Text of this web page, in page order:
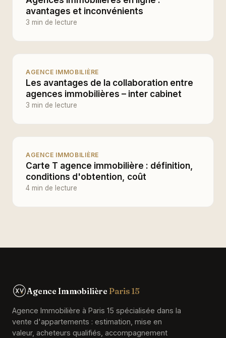
avantages et inconvénients
3 min de lecture
AGENCE IMMOBILIÈRE
Les avantages de la collaboration entre
agences immobilières – inter cabinet
3 min de lecture
AGENCE IMMOBILIÈRE
Carte T agence immobilière : définition,
conditions d'obtention, coût
4 min de lecture
Agence Immobilière Paris 15
Agence Immobilière à Paris 15 spécialisée dans la
vente d'appartements : estimation, mise en
valeur, acheteurs qualifiés, accompagnement